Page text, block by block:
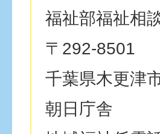
福祉部福祉相
〒292-8501
千葉県木更津
朝日庁舎